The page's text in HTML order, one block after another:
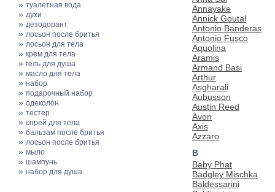
» туалетная вода
» духи
» дезодорант
» лосьон после бритья
» лосьон для тела
» крем для тела
» гель для душа
» масло для тела
» набор
» подарочный набор
» одеколон
» тестер
» спрей для тела
» бальзам после бритья
» лосьон после бритья
» мыло
» шампунь
» набор для душа
Annayake
Annick Goutal
Antonio Banderas
Antonio Fusco
Aquolina
Aramis
Armand Basi
Arthur
Asgharali
Aubusson
Austin Reed
Avon
Axis
Azzaro
B
Baby Phat
Badgley Mischka
Baldessarini